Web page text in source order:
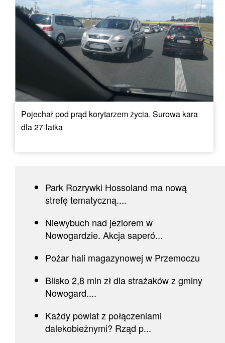
Pojechał pod prąd korytarzem życia. Surowa kara
dla 27-latka
Park Rozrywki Hossoland ma nową
strefę tematyczną....
Niewybuch nad jeziorem w
Nowogardzie. Akcja saperó...
Pożar hali magazynowej w Przemoczu
Blisko 2,8 mln zł dla strażaków z gminy
Nowogard....
Każdy powiat z połączeniami
dalekobieżnymi? Rząd p...